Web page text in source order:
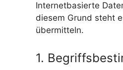
Internetbasierte
diesem Grund steht
übermitteln.
1.